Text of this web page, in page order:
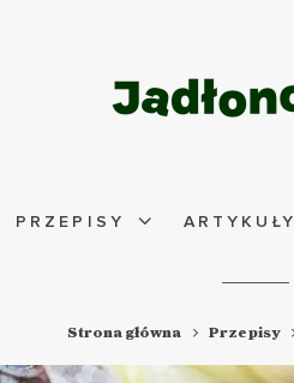
PRZEPISY ARTYKUŁY
Strona główna Przepisy